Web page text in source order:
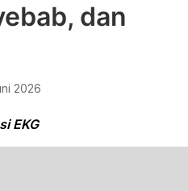
dan
2026
EKG